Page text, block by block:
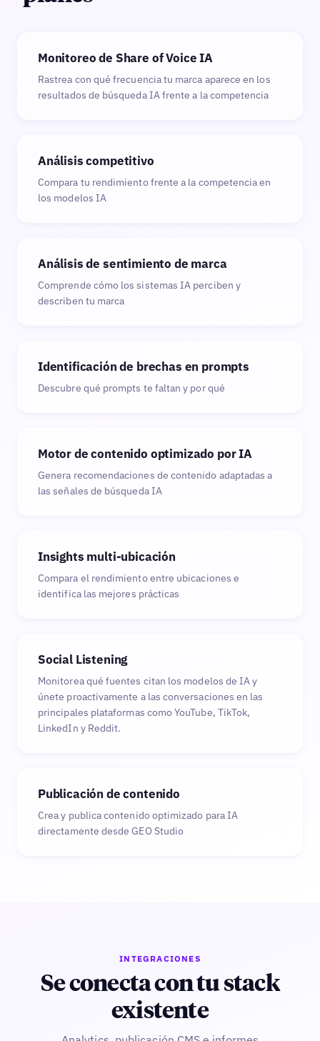
Monitoreo de Share of Voice IA
Rastrea con qué frecuencia tu marca aparece en los
resultados de búsqueda IA frente a la competencia
Análisis competitivo
Compara tu rendimiento frente a la competencia en
los modelos IA
Análisis de sentimiento de marca
Comprende cómo los sistemas IA perciben y
describen tu marca
Identificación de brechas en prompts
Descubre qué prompts te faltan y por qué
Motor de contenido optimizado por IA
Genera recomendaciones de contenido adaptadas a
las señales de búsqueda IA
Insights multi-ubicación
Compara el rendimiento entre ubicaciones e
identifica las mejores prácticas
Social Listening
Monitorea qué fuentes citan los modelos de IA y
únete proactivamente a las conversaciones en las
principales plataformas como YouTube, TikTok,
LinkedIn y Reddit.
Publicación de contenido
Crea y publica contenido optimizado para IA
directamente desde GEO Studio
INTEGRACIONES
Se conecta con tu stack
existente